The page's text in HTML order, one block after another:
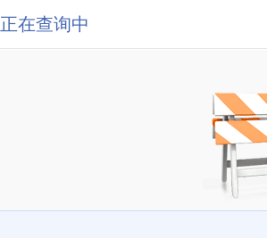
正在查询中